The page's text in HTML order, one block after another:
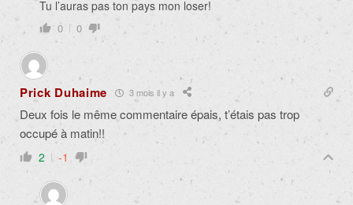
Tu l’auras pas ton pays mon loser!
0 0
Prick Duhaime 3 mois il y a
Deux fois le même commentaire épais, t’étais pas trop
occupé à matin!!
2 -1